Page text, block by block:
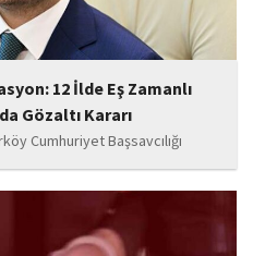
12 İlde Eş Zamanlı
Gözaltı Kararı
Cumhuriyet Başsavcılığı
kapsamında; suç örgütleriyle
oldukları değerlendirilen,
bulunduğu 50 şüpheliye yönelik